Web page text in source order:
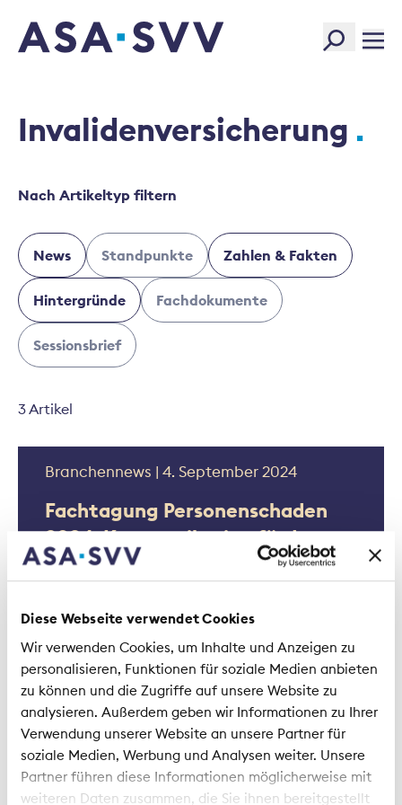
Diese Webseite verwendet Cookies
Wir verwenden Cookies, um Inhalte und Anzeigen zu
personalisieren, Funktionen für soziale Medien anbieten
zu können und die Zugriffe auf unsere Website zu
analysieren. Außerdem geben wir Informationen zu Ihrer
Verwendung unserer Website an unsere Partner für
soziale Medien, Werbung und Analysen weiter. Unsere
Partner führen diese Informationen möglicherweise mit
weiteren Daten zusammen, die Sie ihnen bereitgestellt
SVV Logo
Invalidenversicherung
Nach Artikeltyp filtern
News Standpunkte Zahlen & Fakten
Hintergründe Fachdokumente
Sessionsbrief
3 Artikel
Branchennews | 4. September 2024
Fachtagung Personenschaden
2024: Kommunikation fördert
die erfolgreiche Reintegration
Studie | 11. August 2023
Studie belegt Wirksamkeit von